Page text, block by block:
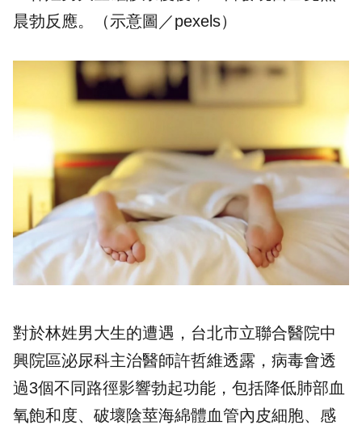
晨勃反應。（示意圖／pexels）
對於林姓男大生的遭遇，台北市立聯合醫院中
興院區泌尿科主治醫師許哲維透露，病毒會透
過3個不同路徑影響勃起功能，包括降低肺部血
氧飽和度、破壞陰莖海綿體血管內皮細胞、感